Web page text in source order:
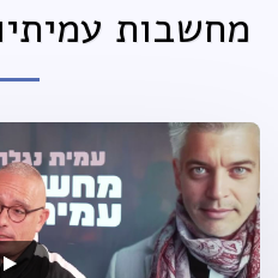
מחשבות